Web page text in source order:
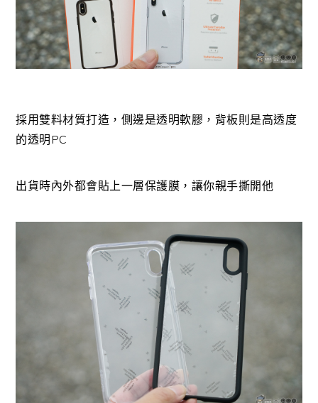
採用雙料材質打造，側邊是透明軟膠，背板則是高透度
的透明PC
出貨時內外都會貼上一層保護膜，讓你親手撕開他